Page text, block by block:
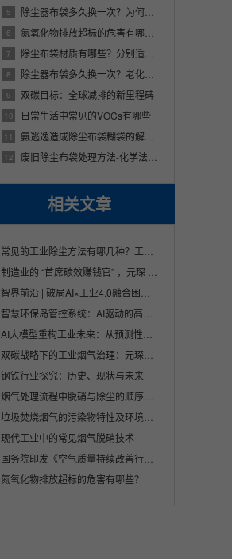
5 除尘器布袋多久换一次？为何会频繁更换？
6 氮氧化物排放超标的危害有哪些？
7 除尘布袋材质有哪些？分别适用于哪些场合？
8 除尘器布袋多久换一次？老化的原因有哪些？
9 双碳目标：全球减排的新里程碑
10 日常生活中常见的VOCs有哪些
11 氨逃逸造成除尘布袋糊袋的解决措施
12 废旧除尘布袋处理方法-化学法（下）
相关文章
钢铁行业探究：历史、现状与未来
现代工业中的常见烟气脱硝技术
氮氧化物排放超标的危害有哪些？